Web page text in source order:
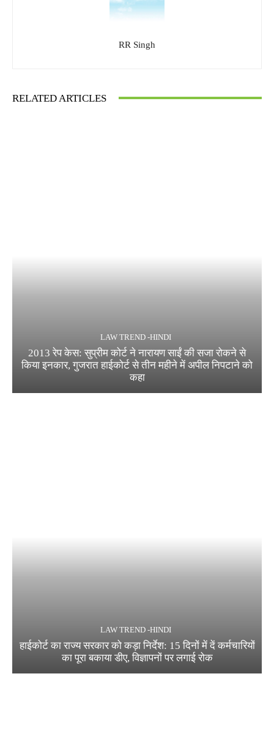
RR Singh
RELATED ARTICLES
LAW TREND -HINDI
2013 रेप केस: सुप्रीम कोर्ट ने नारायण साईं की सजा रोकने से
किया इनकार, गुजरात हाईकोर्ट से तीन महीने में अपील निपटाने को
कहा
LAW TREND -HINDI
हाईकोर्ट का राज्य सरकार को कड़ा निर्देश: 15 दिनों में दें कर्मचारियों
का पूरा बकाया डीए, विज्ञापनों पर लगाई रोक